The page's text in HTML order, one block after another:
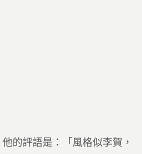
的評語是：「風格似李賀，